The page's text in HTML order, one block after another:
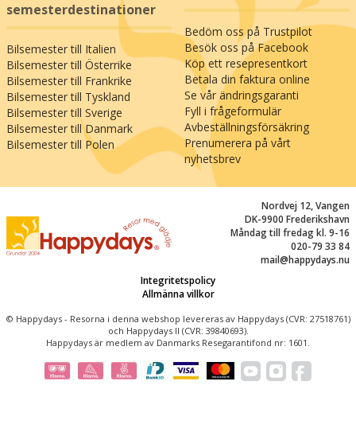
semesterdestinationer
Bilsemester till Italien
Bilsemester till Österrike
Bilsemester till Frankrike
Bilsemester till Tyskland
Bilsemester till Sverige
Bilsemester till Danmark
Bilsemester till Polen
Bedöm oss på Trustpilot
Besök oss på Facebook
Köp ett resepresentkort
Betala din faktura online
Se vår ändringsgaranti
Fyll i frågeformulär
Avbeställningsförsäkring
Prenumerera på vårt
nyhetsbrev
Nordvej 12, Vangen
DK-9900 Frederikshavn
Måndag till fredag kl. 9-16
020-79 33 84
mail@happydays.nu
Integritetspolicy
Allmänna villkor
© Happydays - Resorna i denna webshop levereras av Happydays (CVR: 27518761)
och Happydays II (CVR: 39840693).
Happydays är medlem av Danmarks Resegarantifond nr: 1601.